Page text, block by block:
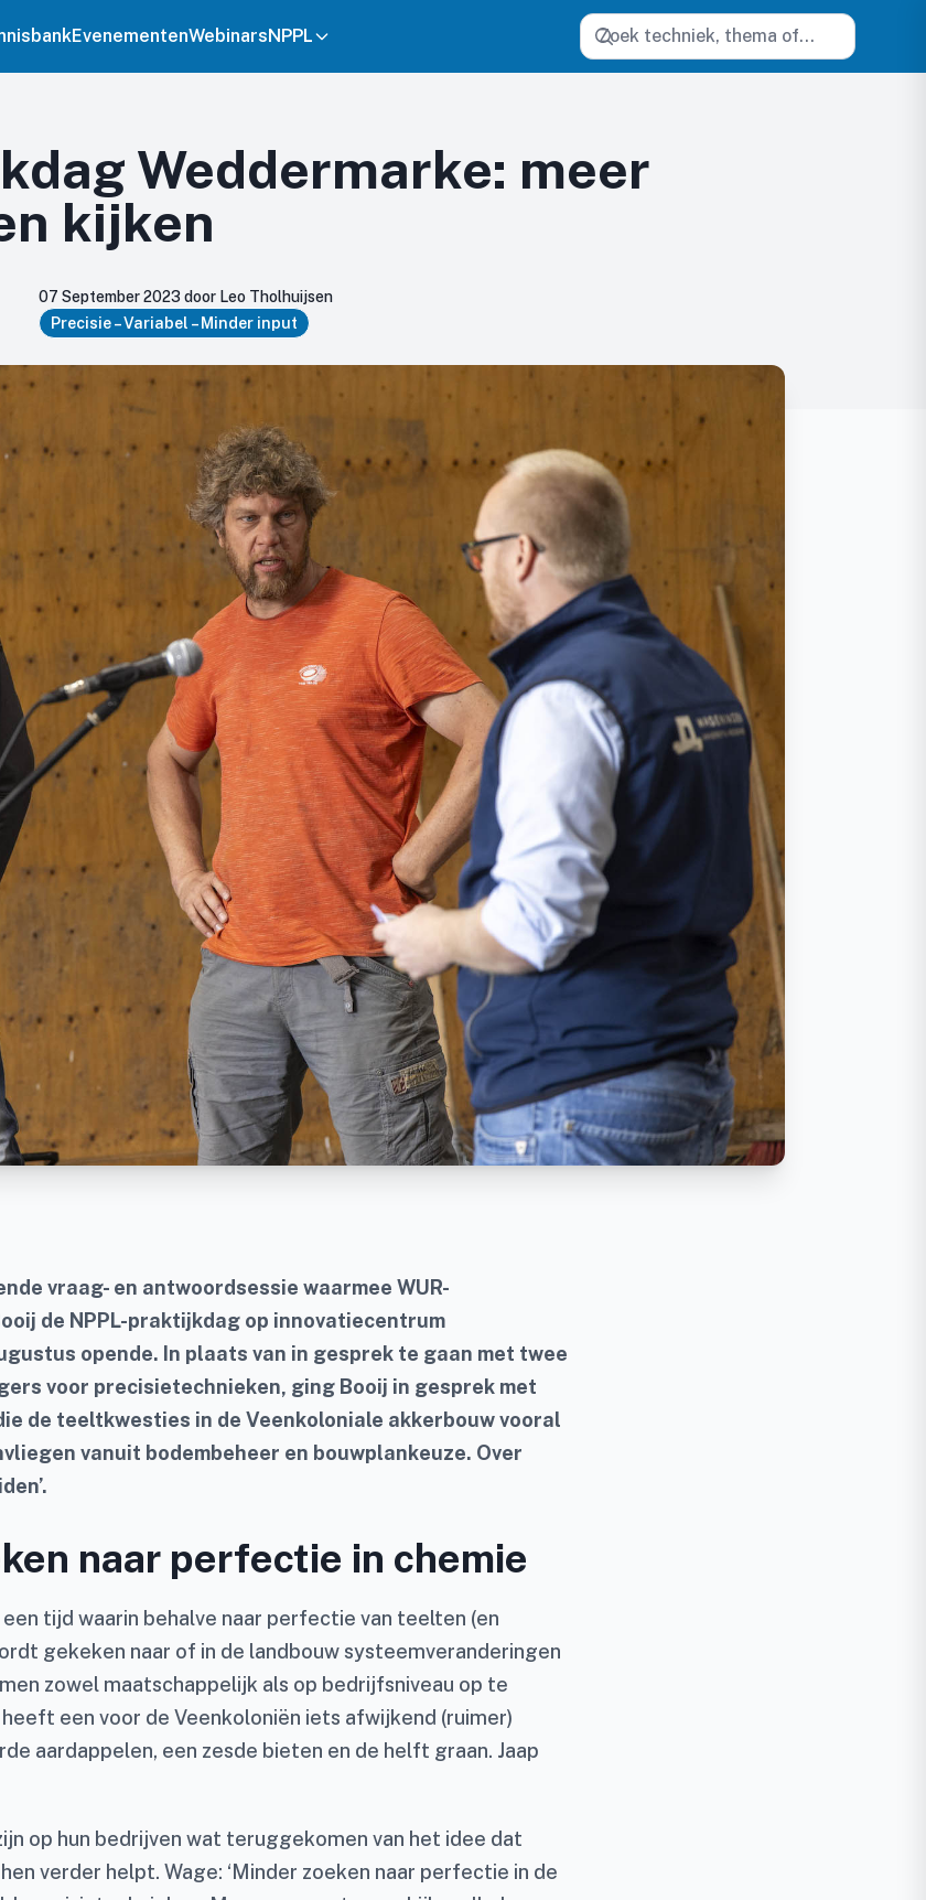
EvenementenWebinarsNPPL Zoeken
Weddermarke: meer
kijken
07 September 2023 door Leo Tholhuijsen
Precisie – Variabel – Minder input
vraag- en antwoordsessie waarmee WUR-
de NPPL-praktijkdag op innovatiecentrum
opende. In plaats van in gesprek te gaan met twee
voor precisietechnieken, ging Booij in gesprek met
de teeltkwesties in de Veenkoloniale akkerbouw vooral
vanuit bodembeheer en bouwplankeuze. Over
naar perfectie in chemie
tijd waarin behalve naar perfectie van teelten (en
gekeken naar of in de landbouw systeemveranderingen
zowel maatschappelijk als op bedrijfsniveau op te
een voor de Veenkoloniën iets afwijkend (ruimer)
aardappelen, een zesde bieten en de helft graan. Jaap
op hun bedrijven wat teruggekomen van het idee dat
verder helpt. Wage: ‘Minder zoeken naar perfectie in de